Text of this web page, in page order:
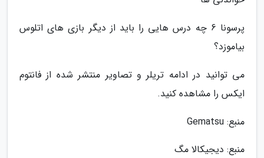
پرسونا 6 چه درس هایی را باید از دیگر بازی های اتلوس
بیاموزد؟
می توانید در ادامه تریلر و تصاویر منتشر شده از فانتوم
ایکس را مشاهده کنید.
منبع: Gematsu
منبع: دیجیکالا مگ